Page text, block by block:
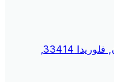
13893 Gracida Street, ويلينغتون, فلوريدا 33414,